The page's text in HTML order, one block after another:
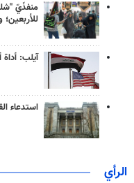
منفذَيّ
للأربعين؛
آيلب:
استدعاء
الرأي